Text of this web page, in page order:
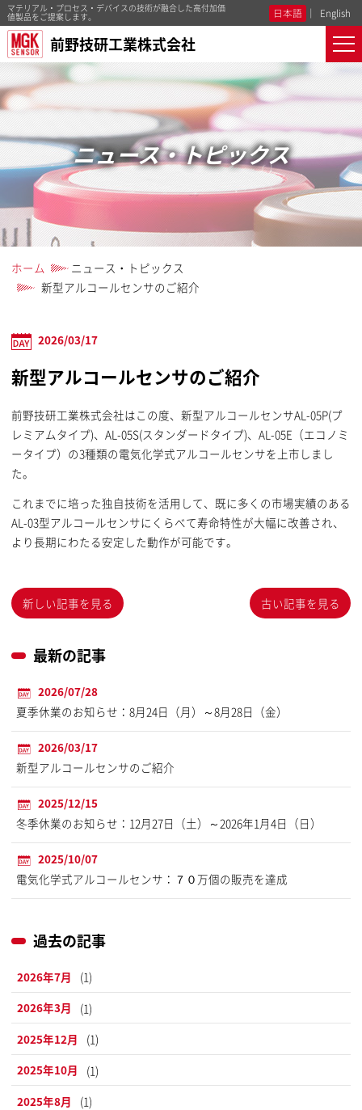
マテリアル・プロセス・デバイスの技術が融合した高付加価
値製品をご提案します。 日本語 English
前野技研工業株式会社
ニュース・トピックス
ホーム
ニュース・トピックス
新型アルコールセンサのご紹介
2026/03/17
新型アルコールセンサのご紹介
前野技研工業株式会社はこの度、新型アルコールセンサAL-05P(プ
レミアムタイプ)、AL-05S(スタンダードタイプ)、AL-05E（エコノミ
ータイプ）の3種類の電気化学式アルコールセンサを上市しまし
た。
これまでに培った独自技術を活用して、既に多くの市場実績のある
AL-03型アルコールセンサにくらべて寿命特性が大幅に改善され、
より長期にわたる安定した動作が可能です。
新しい記事を見る 古い記事を見る
最新の記事
2026/07/28
夏季休業のお知らせ：8月24日（月）～8月28日（金）
2026/03/17
新型アルコールセンサのご紹介
2025/12/15
冬季休業のお知らせ：12月27日（土）～2026年1月4日（日）
2025/10/07
電気化学式アルコールセンサ：７０万個の販売を達成
過去の記事
2026年7月
(1)
2026年3月
(1)
2025年12月
(1)
2025年10月
(1)
2025年8月
(1)